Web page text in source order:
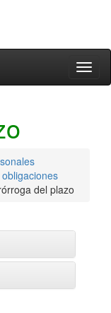
del plazo